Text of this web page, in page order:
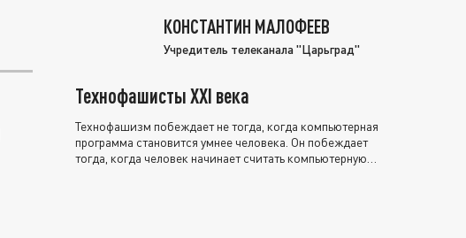
КОНСТАНТИН МАЛОФЕЕВ
Учредитель телеканала "Царьград"
Технофашисты XXI века
Технофашизм побеждает не тогда, когда компьютерная
программа становится умнее человека. Он побеждает
тогда, когда человек начинает считать компьютерную